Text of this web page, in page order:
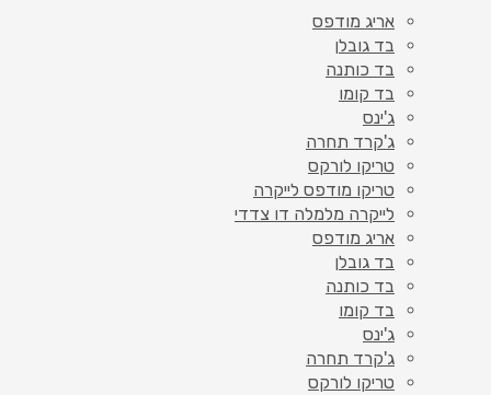
אריג מודפס
בד גובלן
בד כותנה
בד קומו
ג'ינס
ג'קרד תחרה
טריקו לורקס
טריקו מודפס לייקרה
לייקרה מלמלה דו צדדי
אריג מודפס
בד גובלן
בד כותנה
בד קומו
ג'ינס
ג'קרד תחרה
טריקו לורקס